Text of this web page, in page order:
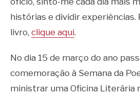
histórias e dividir experiências.
livro, clique aqui.
No dia 15 de março do ano
comemoração à Semana da
ministrar uma Oficina Literária